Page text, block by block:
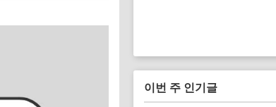
이번 주 인기글